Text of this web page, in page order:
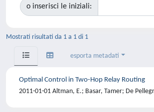
o inserisci le iniziali:
Mostrati risultati da 1 a 1 di 1
esporta metadati
Optimal Control in Two-Hop Relay Routing
2011-01-01 Altman, E.; Basar, Tamer; De